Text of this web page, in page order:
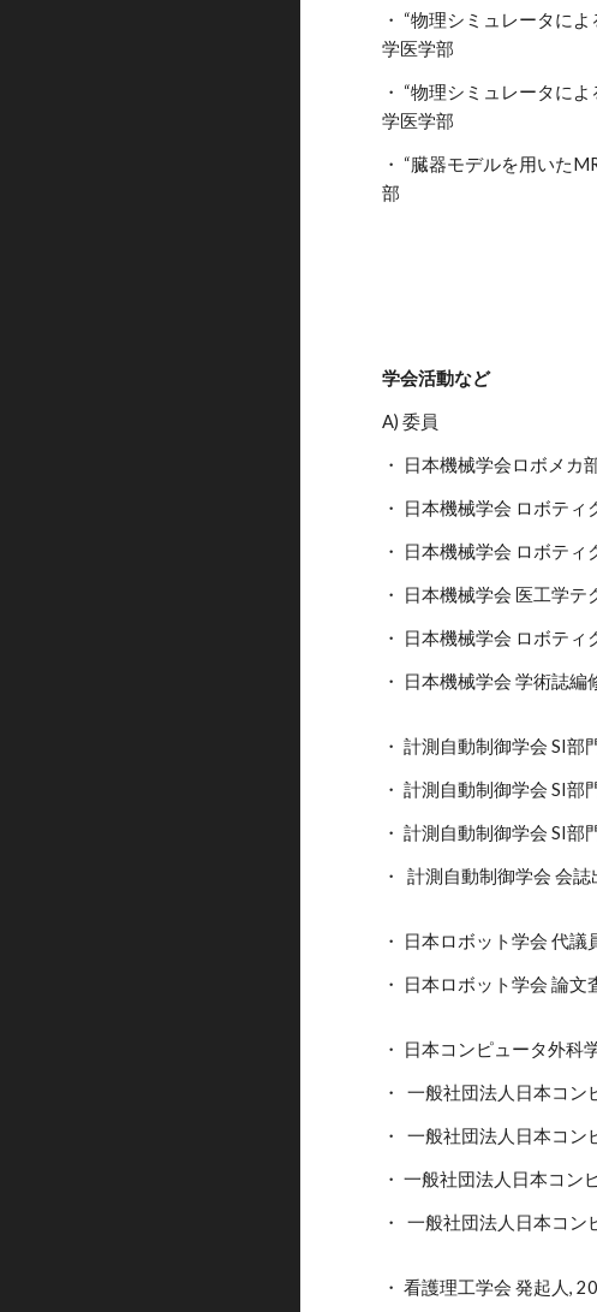
・ “物理シミュレータに
学医学部
・ “物理シミュレータに
学医学部
・ “臓器モデルを用いた
部
学会活動など
A) 委員
・ 日本機械学会ロボメカ
・ 日本機械学会 ロボテ
・ 日本機械学会 ロボテ
・ 日本機械学会 医工学
・ 日本機械学会 ロボテ
・ 日本機械学会 学術誌
・ 計測自動制御学会 SI
・ 計測自動制御学会 SI
・ 計測自動制御学会 SI
・ 計測自動制御学会 会
・ 日本ロボット学会代議
・ 日本ロボット学会 論
・ 日本コンピュータ外科
・ 一般社団法人日本コ
・ 一般社団法人日本コ
・ 一般社団法人日本コ
・ 一般社団法人日本コ
・ 看護理工学会 発起人,